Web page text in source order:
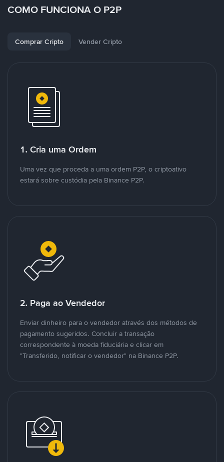
COMO FUNCIONA O P2P
Comprar Cripto Vender Cripto
1. Cria uma Ordem
Uma vez que proceda a uma ordem P2P, o criptoativo
estará sobre custódia pela Binance P2P.
2. Paga ao Vendedor
Enviar dinheiro para o vendedor através dos métodos de
pagamento sugeridos. Concluir a transação
correspondente à moeda fiduciária e clicar em
"Transferido, notificar o vendedor" na Binance P2P.